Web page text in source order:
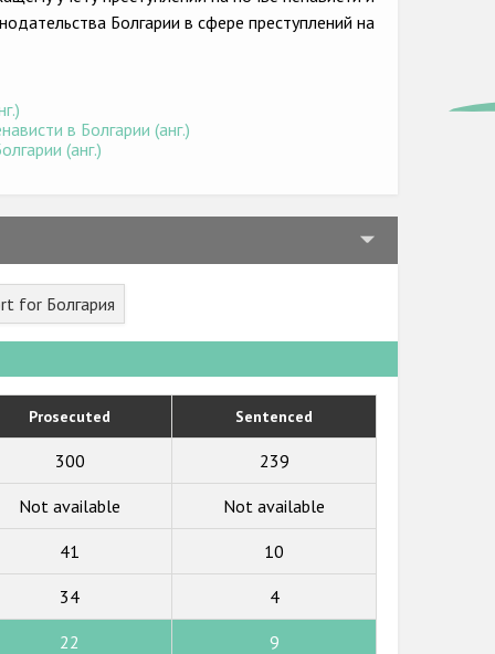
Болгарии в сфере преступлений на
в Болгарии (анг.)
(анг.)
for Болгария
Prosecuted Sentenced
300 239
Not available Not available
41 10
34 4
22 9